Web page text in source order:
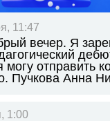
11:47
вечер. Я
отправить
Пучкова Анна
1:00